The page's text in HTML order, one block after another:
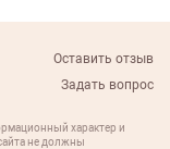
Оставить отзыв
Задать вопрос
характер и
не должны